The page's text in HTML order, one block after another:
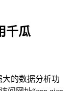
千瓜
的数据分析功